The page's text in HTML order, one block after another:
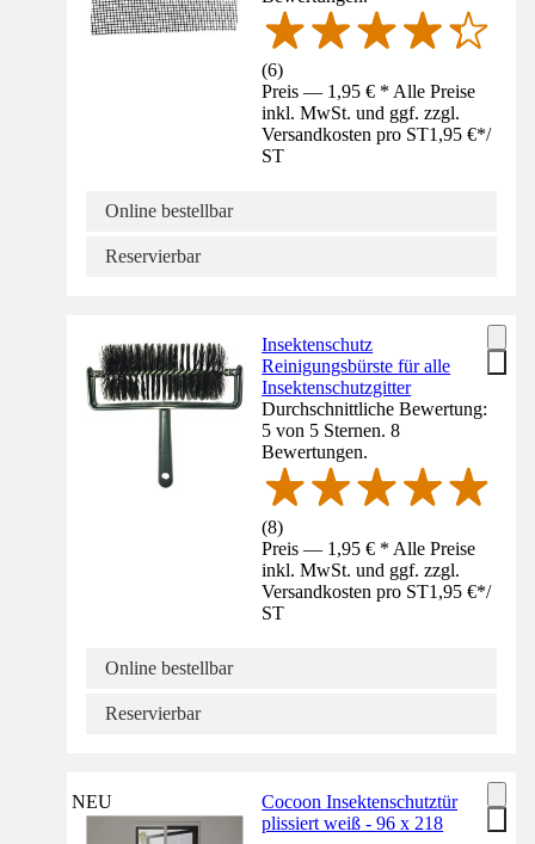
(6)
Preis — 1,95 € * Alle Preise
inkl. MwSt. und ggf. zzgl.
Versandkosten pro ST1,95 €*/
ST
Online bestellbar
Reservierbar
Insektenschutz
Reinigungsbürste für alle
Insektenschutzgitter
Durchschnittliche Bewertung:
5 von 5 Sternen. 8
Bewertungen.
(8)
Preis — 1,95 € * Alle Preise
inkl. MwSt. und ggf. zzgl.
Versandkosten pro ST1,95 €*/
ST
Online bestellbar
Reservierbar
NEU
Cocoon Insektenschutztür
plissiert weiß - 96 x 218